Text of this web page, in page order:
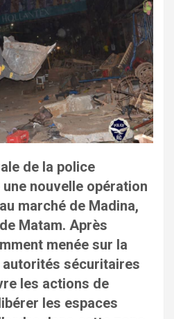
de la police
nouvelle opération
marché de Madina,
Matam. Après
menée sur la
autorités sécuritaires
les actions de
les espaces